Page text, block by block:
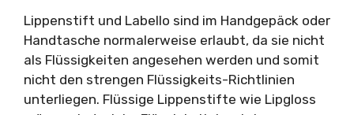
Lippenstift und Labello sind im Handgepäck oder
Handtasche normalerweise erlaubt, da sie nicht
als Flüssigkeiten angesehen werden und somit
nicht den strengen Flüssigkeits-Richtlinien
unterliegen. Flüssige Lippenstifte wie Lipgloss